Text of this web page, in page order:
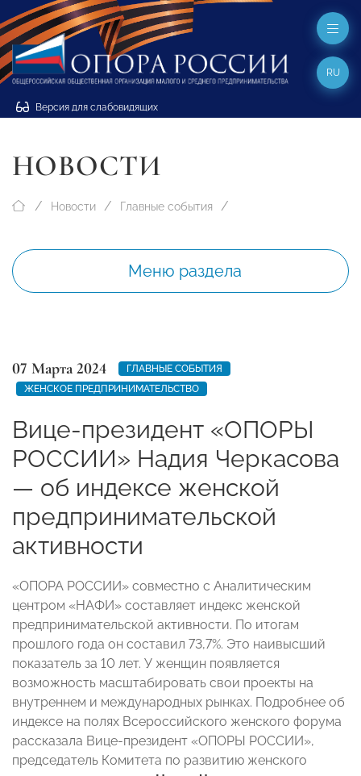
Версия для слабовидящих
RU
НОВОСТИ
Новости Главные события
Меню раздела
07 Марта 2024
ГЛАВНЫЕ СОБЫТИЯ
ЖЕНСКОЕ ПРЕДПРИНИМАТЕЛЬСТВО
Вице-президент «ОПОРЫ
РОССИИ» Надия Черкасова
— об индексе женской
предпринимательской
активности
«ОПОРА РОССИИ» совместно с Аналитическим
центром «НАФИ» составляет индекс женской
предпринимательской активности. По итогам
прошлого года он составил 73,7%. Это наивысший
показатель за 10 лет. У женщин появляется
возможность масштабировать свои проекты на
внутреннем и международных рынках. Подробнее об
индексе на полях Всероссийского женского форума
рассказала Вице-президент «ОПОРЫ РОССИИ»,
председатель Комитета по развитию женского